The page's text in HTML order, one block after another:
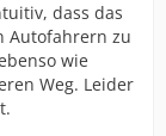
dass das
Autofahrern zu
wie
Weg. Leider